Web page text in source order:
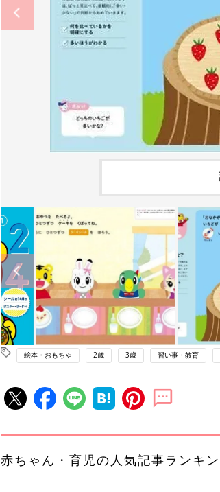
絵本・おもちゃ 2歳 3歳 習い事・教育
赤ちゃん・育児の人気記事ランキ